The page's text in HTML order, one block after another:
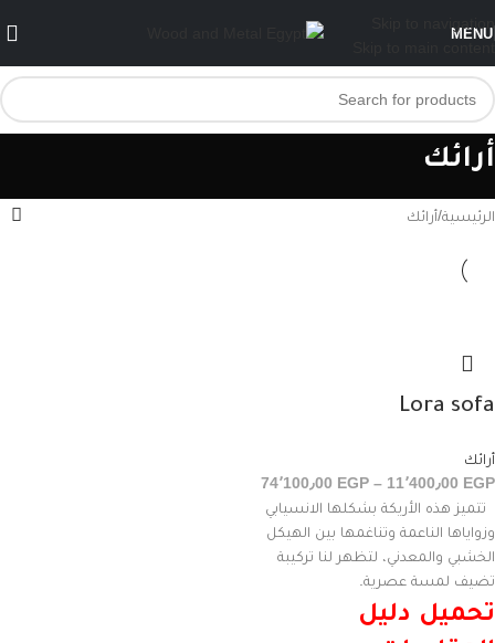
Skip to navigation
MENU
أرائك
الرئيسية أرائك
Lora sofa
أرائك
11٬400٫00 EGP
– 74٬100٫00 EGP
تتميز هذه الأريكة بشكلها الانسيابي
وزواياها الناعمة وتناغمها بين الهيكل
الخشبي والمعدني، لتظهر لنا تركيبة
تضيف لمسة عصرية.
تحميل دليل